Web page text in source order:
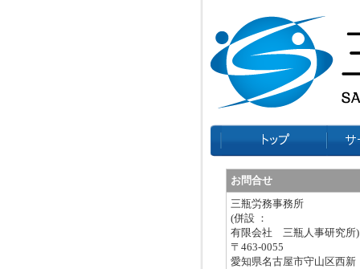
お問合せ
三瓶労務事務所
(併設 ：
有限会社 三瓶人事研究所)
〒463-0055
愛知県名古屋市守山区西新